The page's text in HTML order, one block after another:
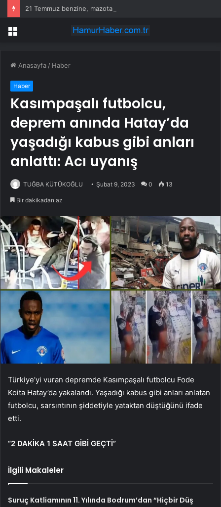
Menü
Anasayfa / Haber
Haber
Kasımpaşalı futbolcu,
deprem anında Hatay’da
yaşadığı kabus gibi anları
anlattı: Acı uyanış
TUĞBA KÜTÜKOĞLU Şubat 9, 2023 0 13
Bir dakikadan az
Türkiye’yi vuran depremde Kasımpaşalı futbolcu Fode
Koita Hatay’da yakalandı. Yaşadığı kabus gibi anları anlatan
futbolcu, sarsıntının şiddetiyle yataktan düştüğünü ifade
etti.
“2 DAKİKA 1 SAAT GİBİ GEÇTİ”
İlgili Makaleler
Suruç Katliamının 11. Yılında Bodrum’dan “Hiçbir Düş